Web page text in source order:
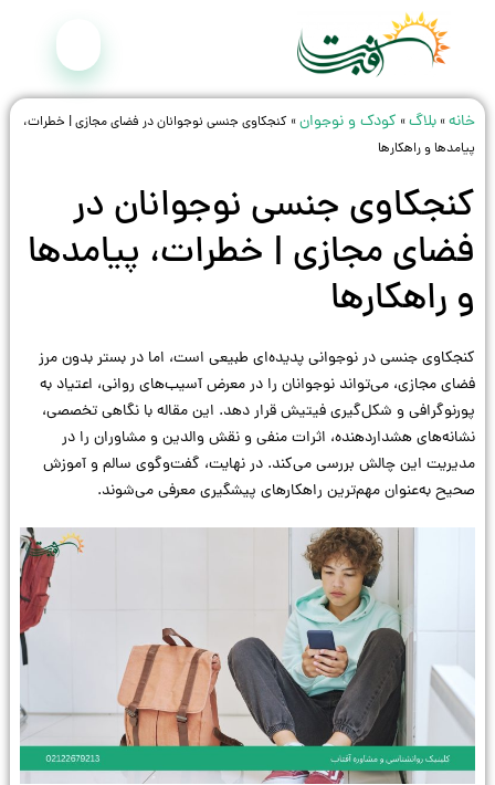
خانه» بلاگ» کودک و نوجوان» کنجکاوی جنسی نوجوانان در فضای مجازی | خطرات،
پیامدها و راهکارها
کنجکاوی جنسی نوجوانان در
فضای مجازی | خطرات، پیامدها
و راهکارها
کنجکاوی جنسی در نوجوانی پدیده‌ای طبیعی است، اما در بستر بدون مرز
فضای مجازی، می‌تواند نوجوانان را در معرض آسیب‌های روانی، اعتیاد به
پورنوگرافی و شکل‌گیری فیتیش قرار دهد. این مقاله با نگاهی تخصصی،
نشانه‌های هشداردهنده، اثرات منفی و نقش والدین و مشاوران را در
مدیریت این چالش بررسی می‌کند. در نهایت، گفت‌وگوی سالم و آموزش
صحیح به‌عنوان مهم‌ترین راهکارهای پیشگیری معرفی می‌شوند.